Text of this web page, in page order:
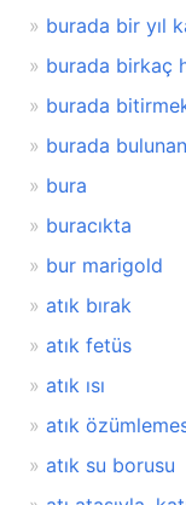
burada bir yıl
burada birkaç
burada
burada
bura
buracıkta
bur marigold
atık bırak
atık fetüs
atık ısı
atık
atık su borusu